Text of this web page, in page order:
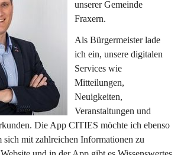
unserer Gemeinde
Fraxern.
Als Bürgermeister lade
ich ein, unsere digitalen
Services wie
Mitteilungen,
Neuigkeiten,
Veranstaltungen und
Die App CITIES möchte ich ebenso
sich mit zahlreichen Informationen zu